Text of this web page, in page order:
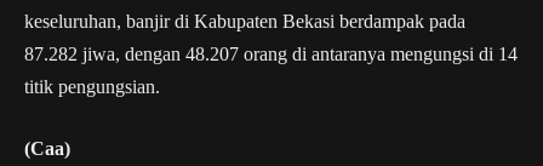
keseluruhan, banjir di Kabupaten Bekasi berdampak pada
87.282 jiwa, dengan 48.207 orang di antaranya mengungsi di 14
titik pengungsian.
(Caa)